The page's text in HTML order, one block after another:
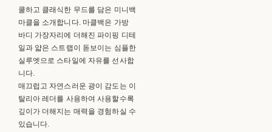
쿨하고 클래식한 무드를 담은 미니백
마클을 소개합니다. 마클백은 가방
바디 가장자리에 더해진 파이핑 디테
일과 얇은 스트랩이 돋보이는 심플한
실루엣으로 스타일에 자유를 선사합
니다.
매끄럽고 자연스러운 광이 감도는 이
탈리아 레더를 사용하여 사용할수록
깊이가 더해지는 매력을 경험하실 수
있습니다.